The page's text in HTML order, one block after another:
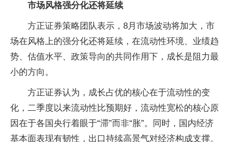
市场风格强分化还将延续
方正证券策略团队表示，8月市场波动将加大，市
场在风格上的强分化还将延续，在流动性环境、业绩趋
势、估值水平、政策导向的共同作用下，成长是阻力最
小的方向。
方正证券认为，成长占优的核心在于流动性的变
化，二季度以来流动性比预期好，流动性宽松的核心原
因在于各国央行着眼于“滞”而非“胀”。同时，国内经济
基本面表现有韧性，出口持续高景气对经济构成支撑。